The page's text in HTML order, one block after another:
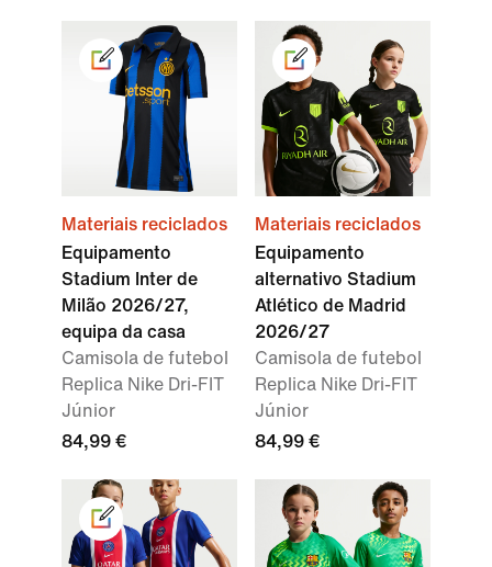
Materiais reciclados
Equipamento
Stadium Inter de
Milão 2026/27,
equipa da casa
Camisola de futebol
Replica Nike Dri-FIT
Júnior
84,99 €
Materiais reciclados
Equipamento
alternativo Stadium
Atlético de Madrid
2026/27
Camisola de futebol
Replica Nike Dri-FIT
Júnior
84,99 €